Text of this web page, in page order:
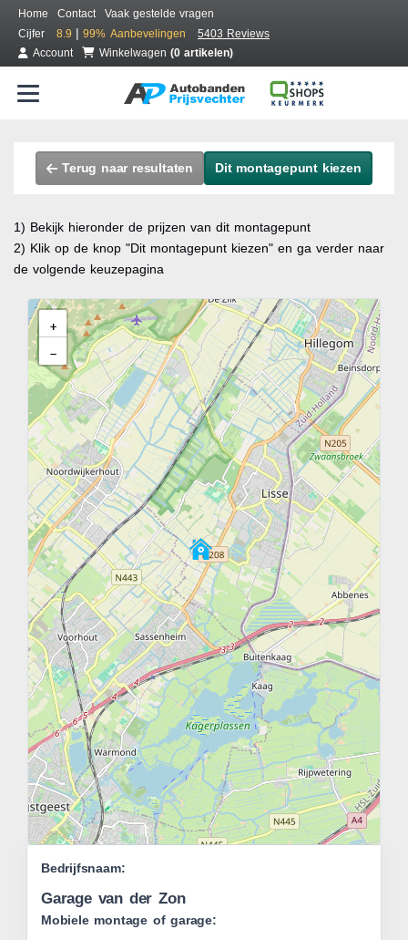
Home Contact
Vaak gestelde vragen
Cijfer
8.9 | 99% Aanbevelingen
5403 Reviews
Account
Winkelwagen (0 artikelen)
Terug naar resultaten Dit montagepunt kiezen
1) Bekijk hieronder de prijzen van dit montagepunt
2) Klik op de knop "Dit montagepunt kiezen" en ga verder naar
de volgende keuzepagina
+
−
Bedrijfsnaam:
Garage van der Zon
Mobiele montage of garage: